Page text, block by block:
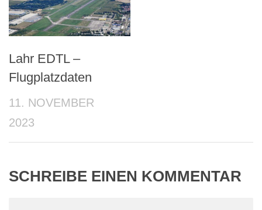
Lahr EDTL –
Flugplatzdaten
11. NOVEMBER
2023
SCHREIBE EINEN KOMMENTAR